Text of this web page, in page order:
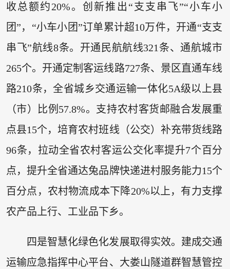
收总额约20%。创新推出“支支串飞”“小车小
团”，“小车小团”订单累计超10万件，开通“支支
串飞”航线8条。开通民航航线321条、通航城市
265个。开通定制客运线路727条、景区直通车线
路210条，全省城乡交通运输一体化5A级以上县
（市）比例57.8%。支持农村客货邮融合发展重
点县15个，培育农村班线（公交）补充带货线路
96条，拉动全省农村客运公交化率提升7个百分
点，提升全省通达兔品牌快递进村服务能力15个
百分点，农村物流成本下降20%以上，有力支撑
农产品上行、工业品下乡。
四是智慧化绿色化发展取得实效。建成交通
运输应急指挥中心平台、大娄山隧道群智慧管控